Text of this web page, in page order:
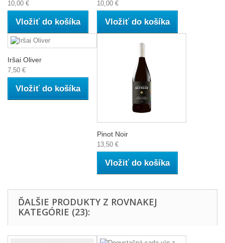
10,00 €
Vložiť do košíka
10,00 €
Vložiť do košíka
Iršai Oliver
7,50 €
Vložiť do košíka
Pinot Noir
13,50 €
Vložiť do košíka
ĎALŠIE PRODUKTY Z ROVNAKEJ
KATEGÓRIE (23):